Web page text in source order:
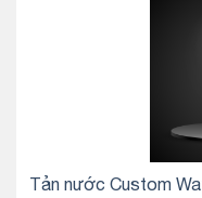
Tản nước Custom